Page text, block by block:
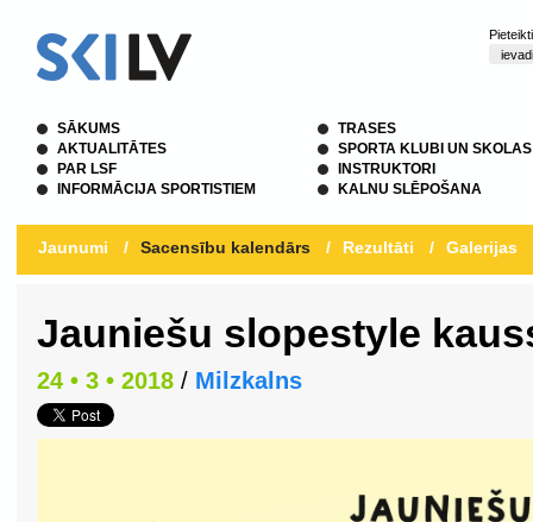
SĀKUMS
AKTUALITĀTES
PAR LSF
INFORMĀCIJA SPORTISTIEM
TRASES
SPORTA KLUBI UN SKOLAS
INSTRUKTORI
KALNU SLĒPOŠANA
Jaunumi / Sacensību kalendārs / Rezultāti / Galerijas
Jauniešu slopestyle
24 • 3 • 2018 / Milzkalns